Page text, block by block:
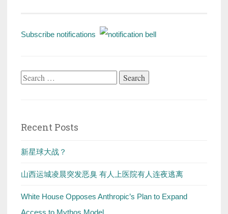
Subscribe notifications
Search
Recent Posts
新星球大战？
山西运城凌晨突发恶臭 有人上医院有人连夜逃离
White House Opposes Anthropic’s Plan to Expand